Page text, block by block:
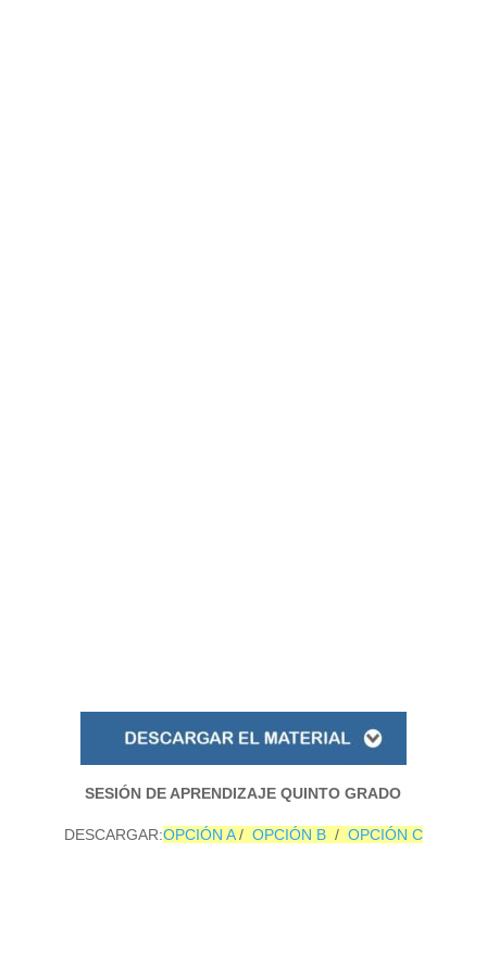
SESIÓN DE APRENDIZAJE QUINTO GRADO
DESCARGAR:OPCIÓN A/ OPCIÓN B/ OPCIÓN C